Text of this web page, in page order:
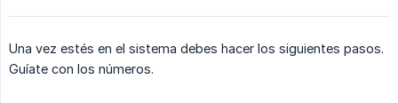
Una vez estés en el sistema debes hacer los siguientes pasos.
Guíate con los números.